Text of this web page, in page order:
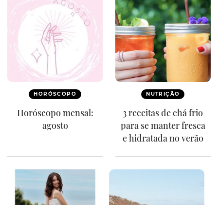
HORÓSCOPO
Horóscopo mensal:
agosto
NUTRIÇÃO
3 receitas de chá frio
para se manter fresca
e hidratada no verão